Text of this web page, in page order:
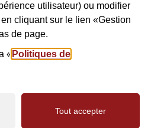
utilisateur) ou modifier
cliquant sur le lien «Gestion
de page.
« Politiques de
Tout accepter
Nous suivre
Facebook
InstagramYoutube
légales
Politiques de confidentialité